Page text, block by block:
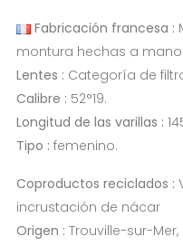
Fabricación francesa :
montura hechas a mano.
Lentes : Categoría de
Calibre : 52°19.
Longitud de las varillas :
Tipo : femenino.
Coproductos reciclados :
incrustación de nácar
Origen : Trouville-sur-